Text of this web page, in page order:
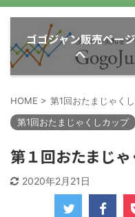
ゴゴジャン販売ページ
へ
HOME > 第1回おたまじゃく
第1回おたまじゃくしカップ
第１回おたまじ
2020年2月21日